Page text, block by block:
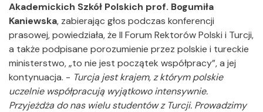
Akademickich Szkół Polskich prof. Bogumiła
Kaniewska, zabierając głos podczas konferencji
prasowej, powiedziała, że II Forum Rektorów Polski i Turcji,
a także podpisane porozumienie przez polskie i tureckie
ministerstwo, „to nie jest początek współpracy”, a jej
kontynuacja. - Turcja jest krajem, z którym polskie
uczelnie współpracują wyjątkowo intensywnie.
Przyjeżdża do nas wielu studentów z Turcji. Prowadzimy